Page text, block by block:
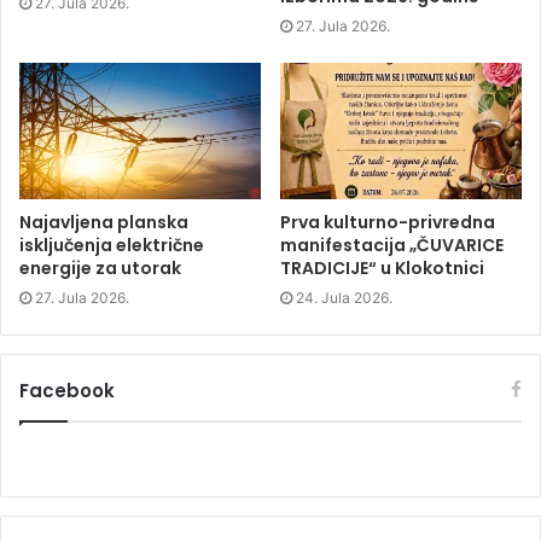
n
i
n
d
o
w
)
e
n
d
o
w
)
i
d
o
w
)
27. Jula 2026.
Najavljena planska
isključenja električne
energije za utorak
27. Jula 2026.
Prva kulturno-privredna
manifestacija „ČUVARICE
TRADICIJE“ u Klokotnici
24. Jula 2026.
Facebook